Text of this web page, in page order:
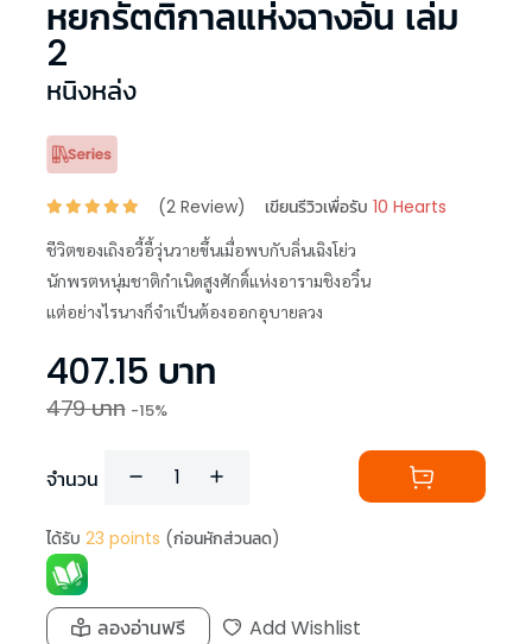
หยกรัตติกาลแห่งฉางอัน เล่ม
2
หนิงหล่ง
(2 Review) เขียนรีวิวเพื่อรับ 10 Hearts
ชีวิตของเถิงอวี้อี้วุ่นวายขึ้นเมื่อพบกับลิ่นเฉิงโย่ว
นักพรตหนุ่มชาติกำเนิดสูงศักดิ์แห่งอารามชิงอวิ๋น
แต่อย่างไรนางก็จำเป็นต้องออกอุบายลวง
407.15 บาท
479บาท -15%
จำนวน
ได้รับ 23 points (ก่อนหักส่วนลด)
ลองอ่านฟรี Add Wishlist